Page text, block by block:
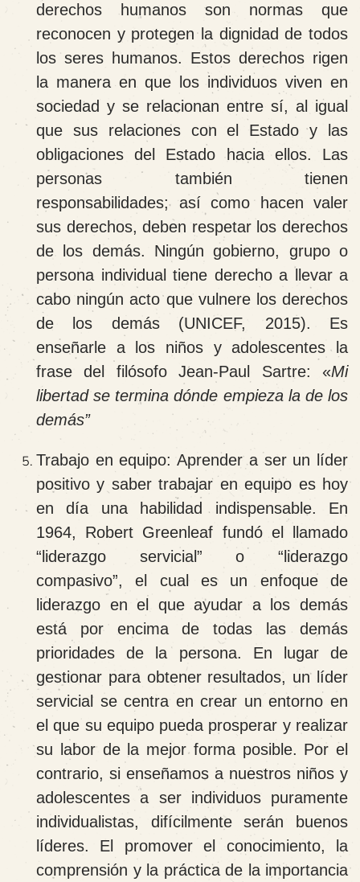
derechos humanos son normas que
reconocen y protegen la dignidad de todos
los seres humanos. Estos derechos rigen
la manera en que los individuos viven en
sociedad y se relacionan entre sí, al igual
que sus relaciones con el Estado y las
obligaciones del Estado hacia ellos. Las
personas también tienen
responsabilidades; así como hacen valer
sus derechos, deben respetar los derechos
de los demás. Ningún gobierno, grupo o
persona individual tiene derecho a llevar a
cabo ningún acto que vulnere los derechos
de los demás (UNICEF, 2015). Es
enseñarle a los niños y adolescentes la
frase del filósofo Jean-Paul Sartre: «Mi
libertad se termina dónde empieza la de los
demás”
Trabajo en equipo: Aprender a ser un líder
positivo y saber trabajar en equipo es hoy
en día una habilidad indispensable. En
1964, Robert Greenleaf fundó el llamado
“liderazgo servicial” o “liderazgo
compasivo”, el cual es un enfoque de
liderazgo en el que ayudar a los demás
está por encima de todas las demás
prioridades de la persona. En lugar de
gestionar para obtener resultados, un líder
servicial se centra en crear un entorno en
el que su equipo pueda prosperar y realizar
su labor de la mejor forma posible. Por el
contrario, si enseñamos a nuestros niños y
adolescentes a ser individuos puramente
individualistas, difícilmente serán buenos
líderes. El promover el conocimiento, la
comprensión y la práctica de la importancia